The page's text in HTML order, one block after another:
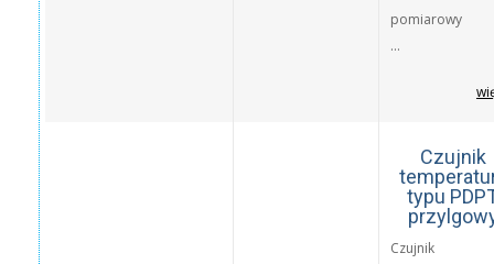
pomiarowy
...
Czujnik
typu
Czujnik